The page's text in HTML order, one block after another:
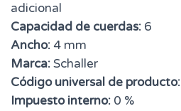
adicional
Capacidad de cuerdas: 6
Ancho: 4 mm
Marca:Schaller
Código universal de producto:
Impuesto interno: 0 %